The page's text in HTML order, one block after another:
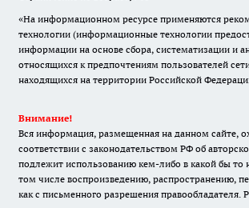
«На информационном ресурсе применяются
технологии (информационные технологии
информации на основе сбора, систематизации и
относящихся к предпочтениям пользователей
находящихся на территории Российской
Внимание!
Вся информация, размещенная на данном сайте,
соответствии с законодательством РФ об
подлежит использованию кем-либо в какой бы
том числе воспроизведению, распространению,
как с письменного разрешения правообладателя.